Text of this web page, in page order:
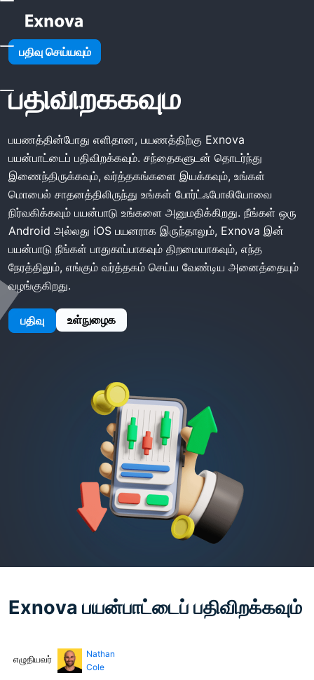
பதிவு செய்யவும்
முகப்பு Exnova பயன்பாட்டைப் பதிவிறக்கவும்
Exnova பயன்பாட்டைப்
பதிவிறக்கவும்
பயணத்தின்போது எளிதான, பயணத்திற்கு Exnova
பயன்பாட்டைப் பதிவிறக்கவும். சந்தைகளுடன் தொடர்ந்து
இணைந்திருக்கவும், வர்த்தகங்களை இயக்கவும், உங்கள்
மொபைல் சாதனத்திலிருந்து உங்கள் போர்ட்ஃபோலியோவை
நிர்வகிக்கவும் பயன்பாடு உங்களை அனுமதிக்கிறது. நீங்கள் ஒரு
Android அல்லது iOS பயனராக இருந்தாலும், Exnova இன்
பயன்பாடு நீங்கள் பாதுகாப்பாகவும் திறமையாகவும், எந்த
நேரத்திலும், எங்கும் வர்த்தகம் செய்ய வேண்டிய அனைத்தையும்
வழங்குகிறது.
பதிவு உள்நுழைக
Exnova பயன்பாட்டைப் பதிவிறக்கவும்
எழுதியவர்
Nathan
Cole